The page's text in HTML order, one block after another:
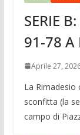
SERIE
91-78 A
Aprile 27,
La Rimadesio
sconfitta (la
campo di